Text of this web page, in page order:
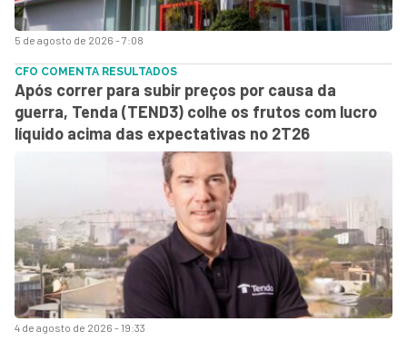
5 de agosto de 2026 - 7:08
4 de agosto de 2026 - 19:33
CFO COMENTA RESULTADOS
Após correr para subir preços por causa da
guerra, Tenda (TEND3) colhe os frutos com lucro
líquido acima das expectativas no 2T26